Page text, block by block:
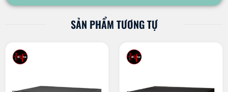
SẢN PHẨM TƯƠNG TỰ